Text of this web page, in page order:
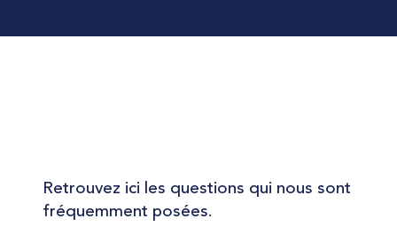
Retrouvez ici les questions qui nous sont
fréquemment posées.